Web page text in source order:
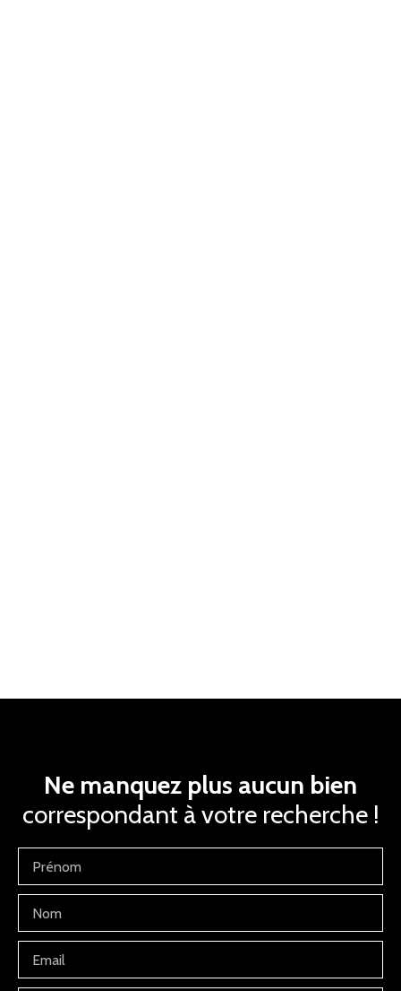
Ne manquez plus aucun bien
correspondant à votre recherche !
Prénom
Nom
Email